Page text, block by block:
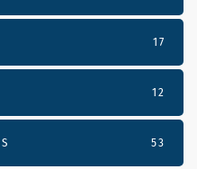
17
12
53